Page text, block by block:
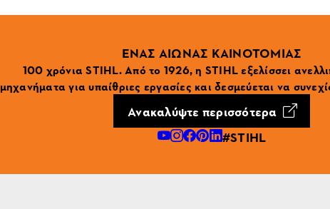
ΕΝΑΣ ΑΙΩΝΑΣ ΚΑΙΝΟΤΟΜΙΑΣ
100 χρόνια STIHL. Από το 1926, η STIHL εξελίσσει
μηχανήματα για υπαίθριες εργασίες και δεσμεύεται να
Ανακαλύψτε περισσότερα
#STIHL